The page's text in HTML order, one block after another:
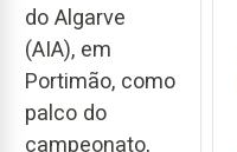
do Algarve
(AIA), em
Portimão, como
palco do
campeonato,